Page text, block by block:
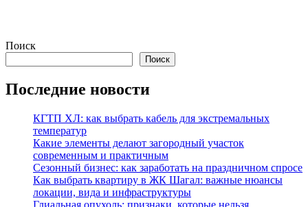
Поиск
Поиск
Последние новости
КГТП ХЛ: как выбрать кабель для экстремальных
температур
Какие элементы делают загородный участок
современным и практичным
Сезонный бизнес: как заработать на праздничном спросе
Как выбрать квартиру в ЖК Шагал: важные нюансы
локации, вида и инфраструктуры
Глиальная опухоль: признаки, которые нельзя